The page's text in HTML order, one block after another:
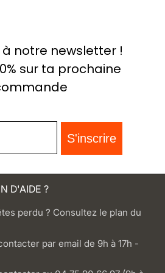
notre newsletter !
sur ta prochaine
S'inscrire
D'AIDE ?
perdu ? Consultez le plan du
par email de 9h à 17h -